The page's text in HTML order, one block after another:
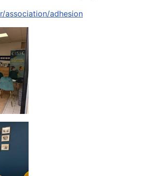
association/adhesion